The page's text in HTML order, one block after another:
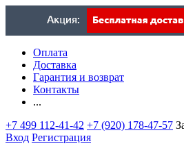
Оплата
Доставка
Гарантия и возврат
Контакты
...
+7 499 112-41-42 +7 (920) 178-47-57
Вход Регистрация